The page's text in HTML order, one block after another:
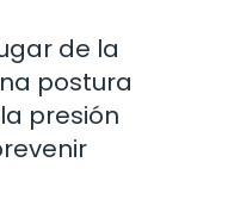
de la
postura
presión